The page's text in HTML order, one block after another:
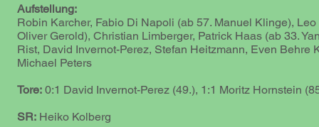
Aufstellung:
Robin Karcher, Fabio Di Napoli (ab 57. Manuel Klinge),
Oliver Gerold), Christian Limberger, Patrick Haas (ab 33.
Rist, David Invernot-Perez, Stefan Heitzmann, Even Behre
Michael Peters
Tore: 0:1 David Invernot-Perez (49.), 1:1 Moritz Hornstein
SR: Heiko Kolberg